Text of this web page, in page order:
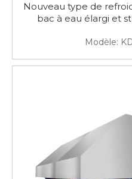
Nouveau type de
bac à eau élargi et
Modèle: